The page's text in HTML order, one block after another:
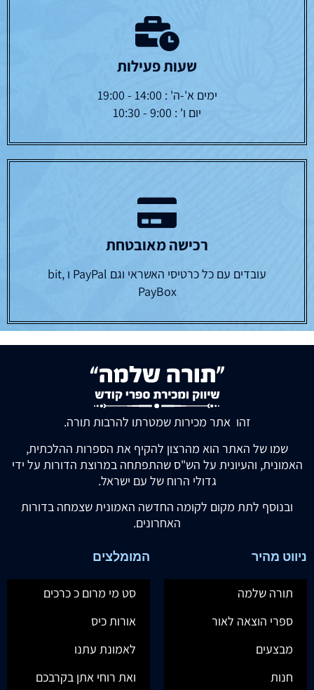
שעות פעילות
ימים א'-ה' : 14:00 - 19:00
יום ו' : 9:00 - 10:30
רכישה מאובטחת
עובדים עם כל כרטיסי האשראי וגם PayPal ו bit,
PayBox
זהו אתר מכירות שמטרתו להרבות תורה.
שמו של האתר הוא מהרצון להקיף את הספרות ההלכתית,
האמונית, והעיונית על הש"ס שהתפתחה במרוצת הדורות על ידי
גדולי הרוח של עם ישראל.
ובנוסף לתת מקום לקומה החדשה האמונית שצמחה בדורות
האחרונים.
ניווט מהיר
תורה שלמה
ספרי הוצאה לאור
מבצעים
חנות
המומלצים
סט מי מרום כ כרכים
אורות כיס
לאמונת עתנו
ואת רוחי אתן בקרבכם